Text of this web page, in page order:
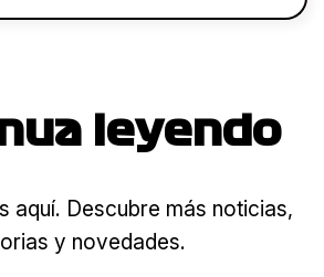
leyendo
aquí. Descubre más noticias,
y novedades.